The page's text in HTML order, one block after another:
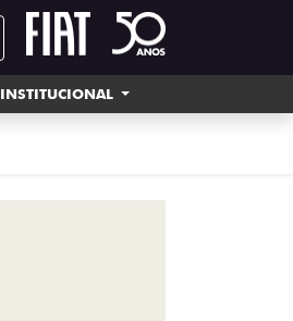
INSTITUCIONAL